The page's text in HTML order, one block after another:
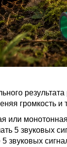
громкость и
или
5 звуковых
звуковых